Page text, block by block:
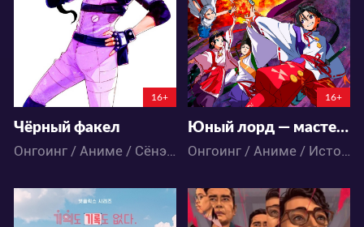
24 11
6:12:55:56
16+
Чёрный факел
Онгоинг / Аниме / Сёнэн / Экшен
20 3
5:14:10:56
16+
Юный лорд — мастер побега 2
Онгоинг / Аниме / Исторический / Комедия / Приключения / Сёнэн